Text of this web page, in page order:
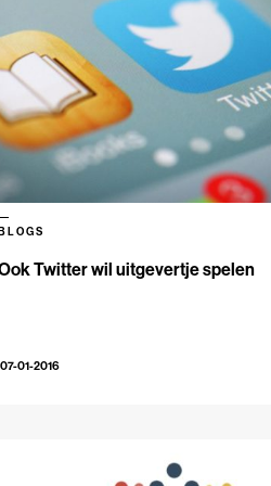
Twitter wil uitgevertje spelen
07-01-2016